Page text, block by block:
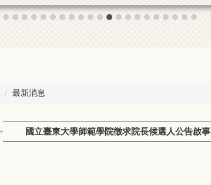
最新消息
國立臺東大學師範學院徵求院長候選人公告啟事